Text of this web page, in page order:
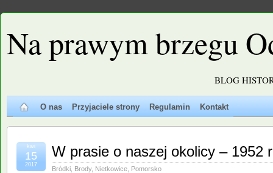
Na prawym brzegu
BLOG
O nas Przyjaciele strony Regulamin Kontakt
W prasie o naszej okolicy – 1952
Bródki Brody, Nietkowice Pomorsko
kwi
15
2017